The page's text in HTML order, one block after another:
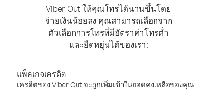
Viber Out ให้คุณโทรได้นานขึ้นโดย
จ่ายเงินน้อยลง คุณสามารถเลือกจาก
ตัวเลือกการโทรที่มีอัตราค่าโทรต่ำ
และยืดหยุ่นได้ของเรา:
แพ็คเกจเครดิต
เครดิตของ Viber Out จะถูกเพิ่มเข้าในยอดคงเหลือของคุณ